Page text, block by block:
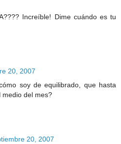
Increíble! Dime cuándo es tu
20, 2007
soy de equilibrado, que hasta
del mes?
20, 2007